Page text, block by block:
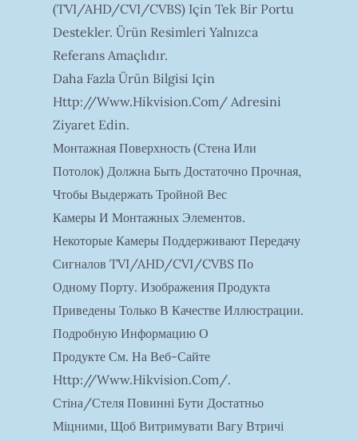
(TVI/AHD/CVI/CVBS) Için Tek Bir Portu
Destekler. Ürün Resimleri Yalnızca
Referans Amaçlıdır.
Daha Fazla Ürün Bilgisi Için
Http://www.hikvision.com/ Adresini
Ziyaret Edin.
Монтажная Поверхность (стена Или
Потолок) Должна Быть Достаточно Прочная,
Чтобы Выдержать Тройной Вес
Камеры И Монтажных Элементов.
Некоторые Камеры Поддерживают Передачу
Сигналов TVI/AHD/CVI/CVBS По
Одному Порту. Изображения Продукта
Приведены Только В Качестве Иллюстрации.
Подробную Информацию О
Продукте См. На Веб-Сайте
Http://www.hikvision.com/.
Стіна/стеля Повинні Бути Достатньо
Міцними, Щоб Витримувати Вагу Втричі